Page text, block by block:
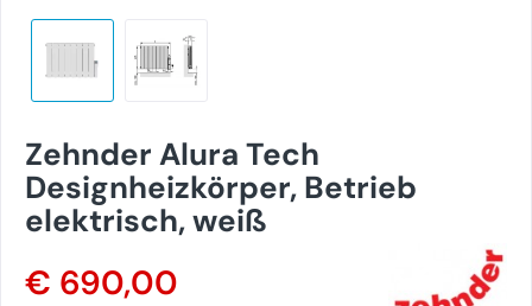
Zehnder Alura Tech
Designheizkörper, Betrieb
elektrisch, weiß
€ 690,00